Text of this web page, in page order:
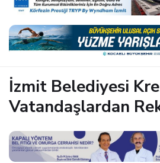
İzmit Belediyesi
Vatandaşlardan